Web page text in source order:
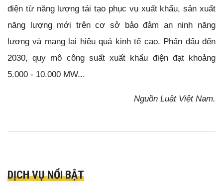
điện từ năng lượng tái tạo phục vụ xuất khẩu, sản xuất
năng lượng mới trên cơ sở bảo đảm an ninh năng
lượng và mang lại hiệu quả kinh tế cao. Phấn đấu đến
2030, quy mô công suất xuất khẩu điện đạt khoảng
5.000 - 10.000 MW...
Nguồn Luật Việt Nam.
DỊCH VỤ NỔI BẬT